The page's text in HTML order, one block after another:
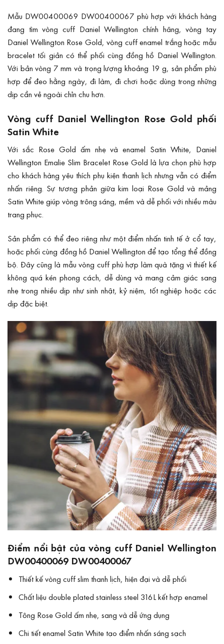
Mẫu DW00400069 DW00400067 phù hợp với khách hàng
đang tìm vòng cuff Daniel Wellington chính hãng, vòng tay
Daniel Wellington Rose Gold, vòng cuff enamel trắng hoặc mẫu
bracelet tối giản có thể phối cùng đồng hồ Daniel Wellington.
Với bản vòng 7 mm và trọng lượng khoảng 19 g, sản phẩm phù
hợp để đeo hằng ngày, đi làm, đi chơi hoặc dùng trong những
dịp cần vẻ ngoài chỉn chu hơn.
Vòng cuff Daniel Wellington Rose Gold phối
Satin White
Với sắc Rose Gold ấm nhẹ và enamel Satin White, Daniel
Wellington Emalie Slim Bracelet Rose Gold là lựa chọn phù hợp
cho khách hàng yêu thích phụ kiện thanh lịch nhưng vẫn có điểm
nhấn riêng. Sự tương phản giữa kim loại Rose Gold và mảng
Satin White giúp vòng trông sáng, mềm và dễ phối với nhiều màu
trang phục.
Sản phẩm có thể đeo riêng như một điểm nhấn tinh tế ở cổ tay,
hoặc phối cùng đồng hồ Daniel Wellington để tạo tổng thể đồng
bộ. Đây cũng là mẫu vòng cuff phù hợp làm quà tặng vì thiết kế
không quá kén phong cách, dễ dùng và mang cảm giác sang
nhẹ trong nhiều dịp như sinh nhật, kỷ niệm, tốt nghiệp hoặc các
dịp đặc biệt.
Điểm nổi bật của vòng cuff Daniel Wellington
DW00400069 DW00400067
Thiết kế vòng cuff slim thanh lịch, hiện đại và dễ phối
Chất liệu double plated stainless steel 316L kết hợp enamel
Tông Rose Gold ấm nhẹ, sang và dễ ứng dụng
Chi tiết enamel Satin White tạo điểm nhấn sáng sạch